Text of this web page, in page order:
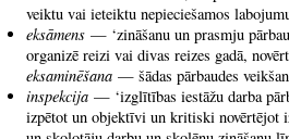
veiktu vai ieteiktu nepieciešamos
eksāmens — ‘zināšanu un prasmju
organizē reizi vai divas reizes gadā,
eksaminēšana — šādas pārbaudes
inspekcija — ‘izglītības iestāžu darba
izpētot un objektīvi un kritiski novērtējot